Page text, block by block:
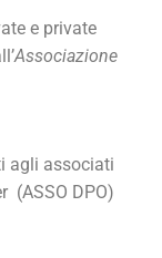
e private
Associazione
agli associati
(ASSO DPO)